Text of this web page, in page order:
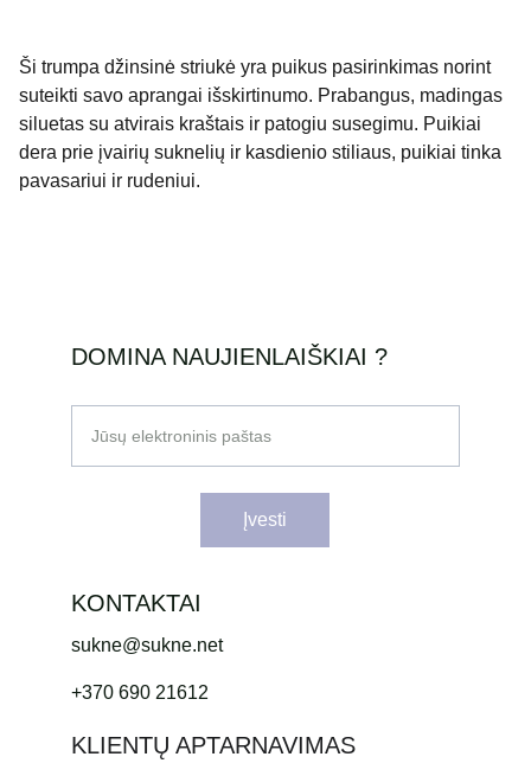
Ši trumpa džinsinė striukė yra puikus pasirinkimas norint
suteikti savo aprangai išskirtinumo. Prabangus, madingas
siluetas su atvirais kraštais ir patogiu susegimu. Puikiai
dera prie įvairių suknelių ir kasdienio stiliaus, puikiai tinka
pavasariui ir rudeniui.
KONTAKTAI
Įvesti
sukne@sukne.net
DOMINA NAUJIENLAIŠKIAI ?
+370 690 21612
KLIENTŲ APTARNAVIMAS